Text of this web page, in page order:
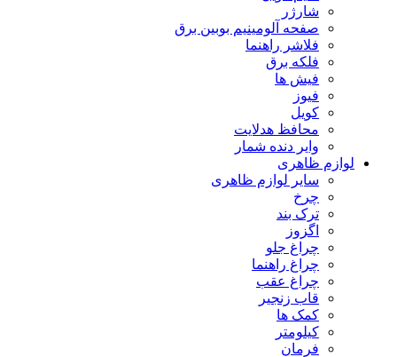
شارژر
صفحه آلومینیم بوبین برق
فلاشر راهنما
فلکه برق
فیش ها
فیوز
کویل
محافظ هدلایت
وایر دنده شمار
لوازم ظاهری
سایر لوازم ظاهری
چرخ
ترک بند
اگزوز
چراغ جلو
چراغ راهنما
چراغ عقب
قاب زنجیر
کمک ها
کیلومتر
فرمان